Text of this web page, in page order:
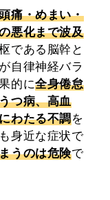
痛・めまい・
悪化まで波及
である脳幹と
自律神経バラ
的に全身倦怠
つ病、高血
わたる不調を
身近な症状で
うのは危険で